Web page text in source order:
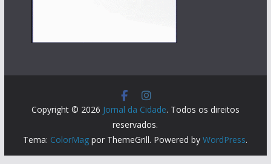
Copyright © 2026 Jornal da Cidade. Todos os direitos
reservados.
Tema: ColorMag por ThemeGrill. Powered byWordPress.